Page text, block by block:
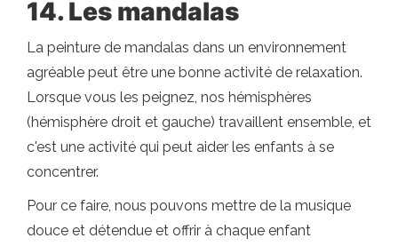
14. Les mandalas
La peinture de mandalas dans un environnement
agréable peut être une bonne activité de relaxation.
Lorsque vous les peignez, nos hémisphères
(hémisphère droit et gauche) travaillent ensemble, et
c'est une activité qui peut aider les enfants à se
concentrer.
Pour ce faire, nous pouvons mettre de la musique
douce et détendue et offrir à chaque enfant